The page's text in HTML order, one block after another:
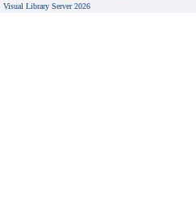
Visual Library Server 2026